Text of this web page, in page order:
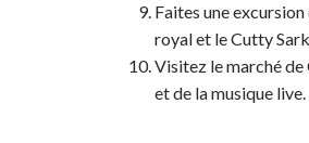
Faites une
royal et le Cutty
Visitez le marché
et de la musique live.